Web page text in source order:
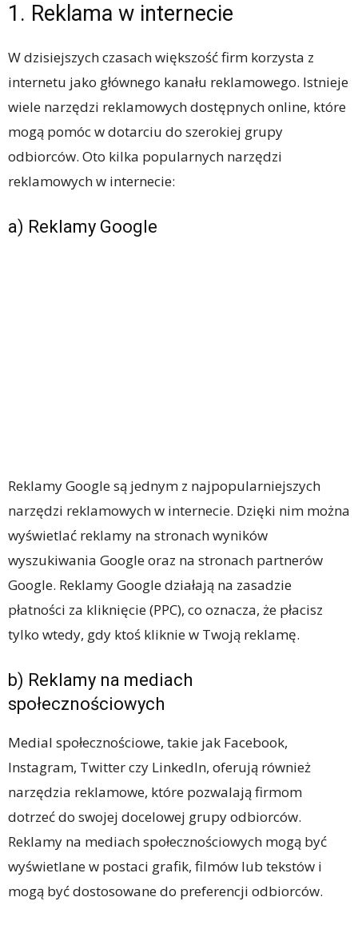
1. Reklama w internecie
W dzisiejszych czasach większość firm korzysta z
internetu jako głównego kanału reklamowego. Istnieje
wiele narzędzi reklamowych dostępnych online, które
mogą pomóc w dotarciu do szerokiej grupy
odbiorców. Oto kilka popularnych narzędzi
reklamowych w internecie:
a) Reklamy Google
Reklamy Google są jednym z najpopularniejszych
narzędzi reklamowych w internecie. Dzięki nim można
wyświetlać reklamy na stronach wyników
wyszukiwania Google oraz na stronach partnerów
Google. Reklamy Google działają na zasadzie
płatności za kliknięcie (PPC), co oznacza, że płacisz
tylko wtedy, gdy ktoś kliknie w Twoją reklamę.
b) Reklamy na mediach
społecznościowych
Medial społecznościowe, takie jak Facebook,
Instagram, Twitter czy LinkedIn, oferują również
narzędzia reklamowe, które pozwalają firmom
dotrzeć do swojej docelowej grupy odbiorców.
Reklamy na mediach społecznościowych mogą być
wyświetlane w postaci grafik, filmów lub tekstów i
mogą być dostosowane do preferencji odbiorców.